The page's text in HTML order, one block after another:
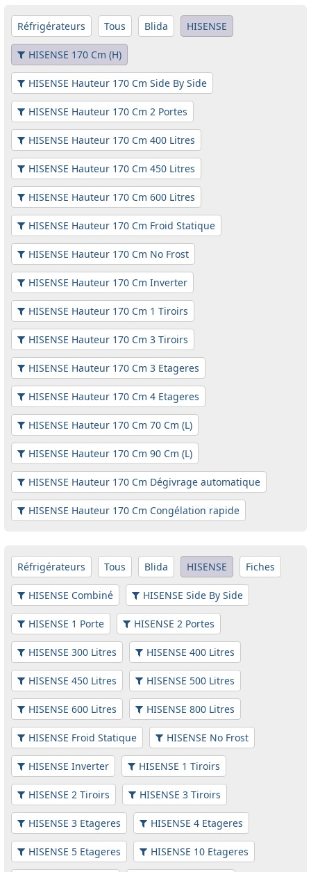
Réfrigérateurs Tous Blida HISENSE
HISENSE 170 Cm (H)
HISENSE Hauteur 170 Cm Side By Side
HISENSE Hauteur 170 Cm 2 Portes
HISENSE Hauteur 170 Cm 400 Litres
HISENSE Hauteur 170 Cm 450 Litres
HISENSE Hauteur 170 Cm 600 Litres
HISENSE Hauteur 170 Cm Froid Statique
HISENSE Hauteur 170 Cm No Frost
HISENSE Hauteur 170 Cm Inverter
HISENSE Hauteur 170 Cm 1 Tiroirs
HISENSE Hauteur 170 Cm 3 Tiroirs
HISENSE Hauteur 170 Cm 3 Etageres
HISENSE Hauteur 170 Cm 4 Etageres
HISENSE Hauteur 170 Cm 70 Cm (L)
HISENSE Hauteur 170 Cm 90 Cm (L)
HISENSE Hauteur 170 Cm Dégivrage automatique
HISENSE Hauteur 170 Cm Congélation rapide
Réfrigérateurs Tous Blida HISENSE Fiches
HISENSE Combiné HISENSE Side By Side
HISENSE 1 Porte HISENSE 2 Portes
HISENSE 300 Litres HISENSE 400 Litres
HISENSE 450 Litres HISENSE 500 Litres
HISENSE 600 Litres HISENSE 800 Litres
HISENSE Froid Statique HISENSE No Frost
HISENSE Inverter HISENSE 1 Tiroirs
HISENSE 2 Tiroirs HISENSE 3 Tiroirs
HISENSE 3 Etageres HISENSE 4 Etageres
HISENSE 5 Etageres HISENSE 10 Etageres